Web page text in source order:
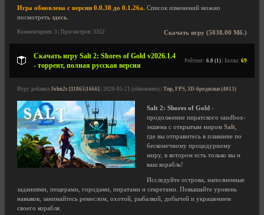
Игра обновлена с версии 0.0.38 до 0.1.26a. Список изменений можно
посмотреть здесь
Скачать игру (5038.00 Мб.)
Комментариев: 3 | Просмотров: 3352
Скачать игру Salt 2: Shores of Gold v2026.1.4
- торрент, полная русская версия
Рейтинг: 6.0 (1) | Баллы: 69
Игру добавил John2s [11865|1666] | 2026-05-21 (обновлено) | Тир, FPS, 3D-бродилки (4013)
Salt 2: Shores of Gold -
продолжение пиратского sandbox-
экшена с открытым миром Salt
где вы отправитесь в плавание по
бесконечному процедурному
миру, в котором есть только вы и
ваш корабль!
Исследуйте острова, наполненные
заданиями, пещерами, городами, пиратами и секретами. Повышайте уровень
навыков, занимайтесь ремеслом, охотой, рыбалкой, добычей и украшением
своего корабля.